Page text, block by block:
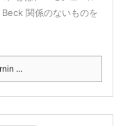
関係のないものを
...